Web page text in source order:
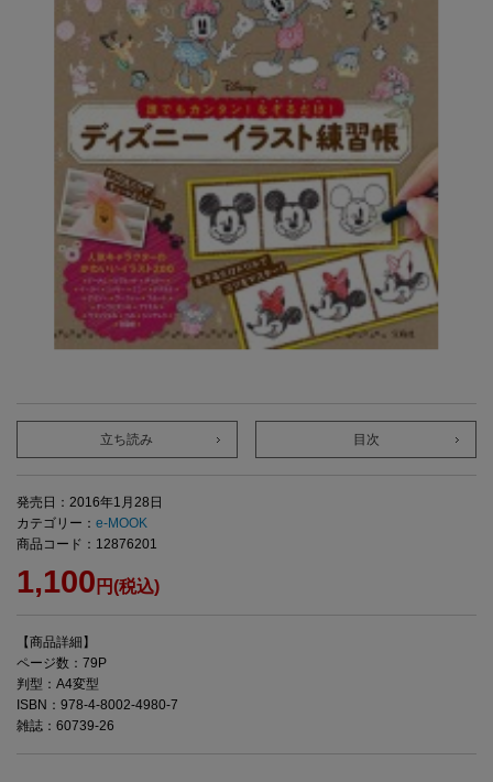
立ち読み 目次
発売日：2016年1月28日
カテゴリー： e-MOOK
商品コード：12876201
1,100 円(税込)
【商品詳細】
ページ数：79P
判型：A4変型
ISBN：978-4-8002-4980-7
雑誌：60739-26